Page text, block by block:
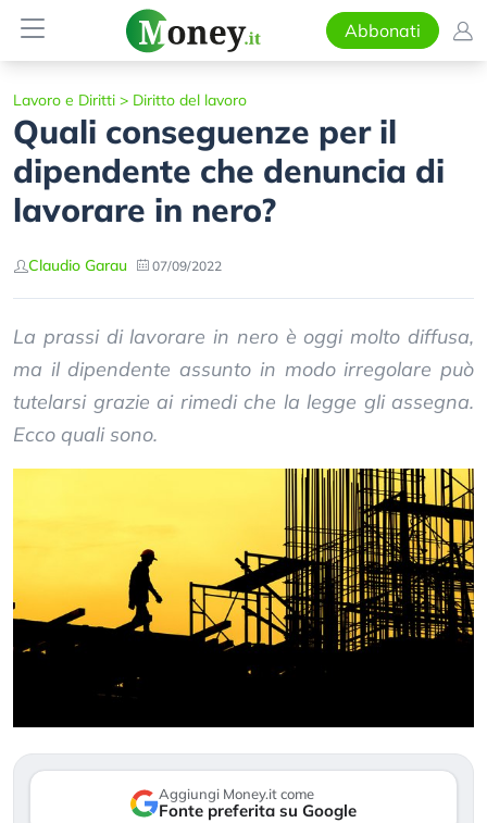
Abbonati
Lavoro e Diritti > Diritto del lavoro
Quali conseguenze per il
dipendente che denuncia di
lavorare in nero?
Claudio Garau 07/09/2022
La prassi di lavorare in nero è oggi molto diffusa,
ma il dipendente assunto in modo irregolare può
tutelarsi grazie ai rimedi che la legge gli assegna.
Ecco quali sono.
Aggiungi Money.it come
Fonte preferita su Google